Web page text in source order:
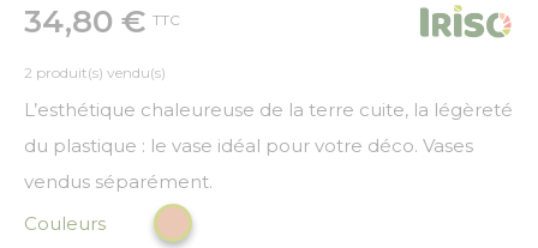
34,80 € TTC
2 produit(s) vendu(s)
L’esthétique chaleureuse de la terre cuite, la légèreté
du plastique : le vase idéal pour votre déco. Vases
vendus séparément.
Couleurs
Terracotta